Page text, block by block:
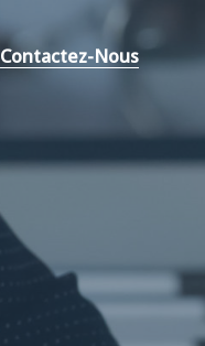
Contactez-Nous